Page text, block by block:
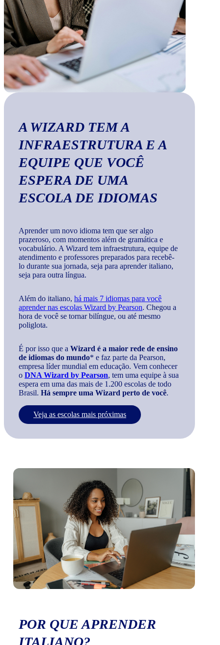
A WIZARD TEM A
INFRAESTRUTURA E A
EQUIPE QUE VOCÊ
ESPERA DE UMA
ESCOLA DE IDIOMAS
Aprender um novo idioma tem que ser algo
prazeroso, com momentos além de gramática e
vocabulário. A Wizard tem infraestrutura, equipe de
atendimento e professores preparados para recebê-
lo durante sua jornada, seja para aprender italiano,
seja para outra língua.
Além do italiano, há mais 7 idiomas para você
aprender nas escolas Wizard by Pearson. Chegou a
hora de você se tornar bilíngue, ou até mesmo
poliglota.
É por isso que a Wizard é a maior rede de ensino
de idiomas do mundo* e faz parte da Pearson,
empresa líder mundial em educação. Vem conhecer
o DNA Wizard by Pearson, tem uma equipe à sua
espera em uma das mais de 1.200 escolas de todo
Brasil. Há sempre uma Wizard perto de você.
Veja as escolas mais próximas
POR QUE APRENDER
ITALIANO?